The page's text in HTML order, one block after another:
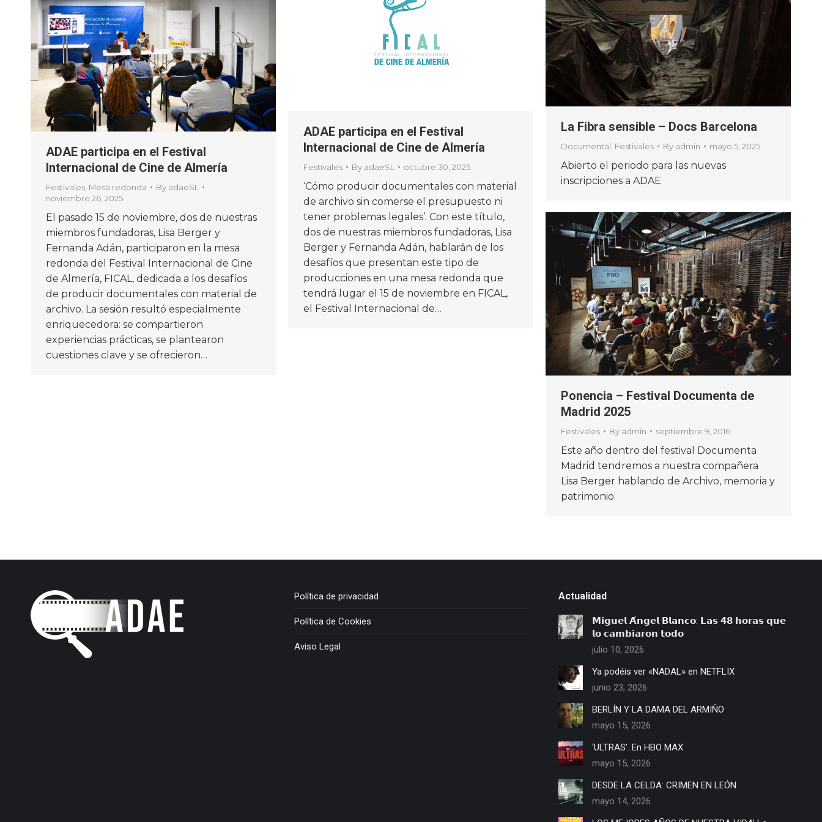
ADAE participa en el Festival
Internacional de Cine de Almería
Festivales, Mesa redonda By adaeSL
noviembre 26, 2025
El pasado 15 de noviembre, dos de nuestras
miembros fundadoras, Lisa Berger y
Fernanda Adán, participaron en la mesa
redonda del Festival Internacional de Cine
de Almería, FICAL, dedicada a los desafíos
de producir documentales con material de
archivo. La sesión resultó especialmente
enriquecedora: se compartieron
experiencias prácticas, se plantearon
cuestiones clave y se ofrecieron…
ADAE participa en el Festival
Internacional de Cine de Almería
Festivales By adaeSL octubre 30, 2025
‘Cómo producir documentales con material
de archivo sin comerse el presupuesto ni
tener problemas legales’. Con este título,
dos de nuestras miembros fundadoras, Lisa
Berger y Fernanda Adán, hablarán de los
desafíos que presentan este tipo de
producciones en una mesa redonda que
tendrá lugar el 15 de noviembre en FICAL,
el Festival Internacional de…
La Fibra sensible – Docs Barcelona
Documental Festivales By admin mayo 5, 2025
Abierto el periodo para las nuevas
inscripciones a ADAE
Ponencia – Festival Documenta de
Madrid 2025
Festivales By admin septiembre 9, 2016
Este año dentro del festival Documenta
Madrid tendremos a nuestra compañera
Lisa Berger hablando de Archivo, memoria y
patrimonio.
Política de privacidad
Política de Cookies
Aviso Legal
Actualidad
𝗠𝗶𝗴𝘂𝗲𝗹 𝗔́𝗻𝗴𝗲𝗹 𝗕𝗹𝗮𝗻𝗰𝗼: 𝗟𝗮𝘀 𝟰𝟴 𝗵𝗼𝗿𝗮𝘀 𝗾𝘂𝗲
𝗹𝗼 𝗰𝗮𝗺𝗯𝗶𝗮𝗿𝗼𝗻 𝘁𝗼𝗱𝗼
julio 10, 2026
Ya podéis ver «NADAL» en NETFLIX
junio 23, 2026
BERLÍN Y LA DAMA DEL ARMIÑO
mayo 15, 2026
‘ULTRAS’. En HBO MAX
mayo 15, 2026
DESDE LA CELDA: CRIMEN EN LEÓN
mayo 14, 2026